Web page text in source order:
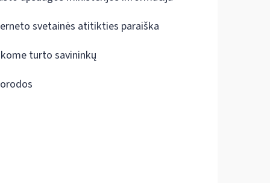
svetainės atitikties paraiška
turto savininkų